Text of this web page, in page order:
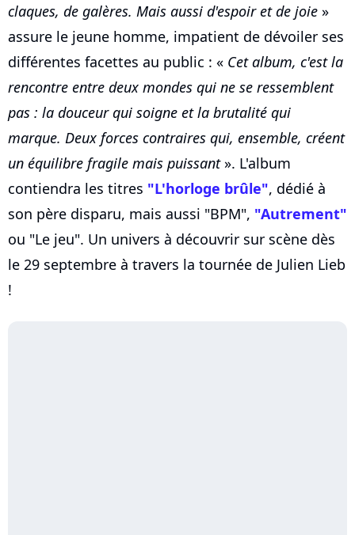
claques, de galères. Mais aussi d'espoir et de joie »
assure le jeune homme, impatient de dévoiler ses
différentes facettes au public : « Cet album, c'est la
rencontre entre deux mondes qui ne se ressemblent
pas : la douceur qui soigne et la brutalité qui
marque. Deux forces contraires qui, ensemble, créent
un équilibre fragile mais puissant». L'album
contiendra les titres "L'horloge brûle", dédié à
son père disparu, mais aussi "BPM", "Autrement"
ou "Le jeu". Un univers à découvrir sur scène dès
le 29 septembre à travers la tournée de Julien Lieb
!